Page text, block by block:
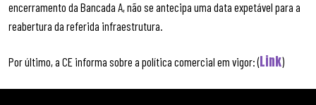
encerramento da Bancada A, não se antecipa uma data expetável para a
reabertura da referida infraestrutura.
Por último, a CE informa sobre a política comercial em vigor: (Link)